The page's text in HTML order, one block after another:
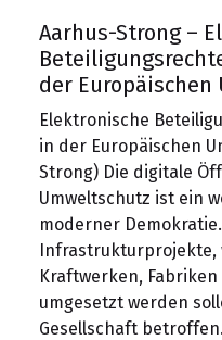
Aarhus-Strong –
der Europäischen
Elektronische
in der Europäischen
Strong) Die digitale
Umweltschutz ist ein
moderner
Infrastrukturprojekte,
Kraftwerken,
umgesetzt werden
Gesellschaft